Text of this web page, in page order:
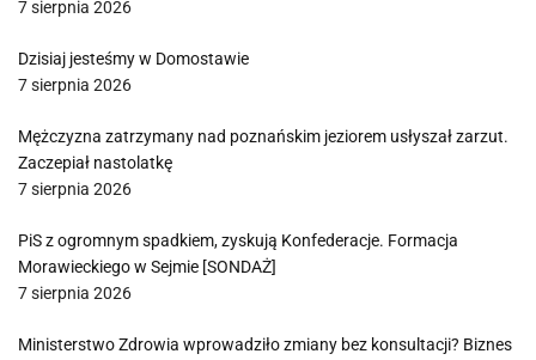
7 sierpnia 2026
Dzisiaj jesteśmy w Domostawie
7 sierpnia 2026
Mężczyzna zatrzymany nad poznańskim jeziorem usłyszał zarzut.
Zaczepiał nastolatkę
7 sierpnia 2026
PiS z ogromnym spadkiem, zyskują Konfederacje. Formacja
Morawieckiego w Sejmie [SONDAŻ]
7 sierpnia 2026
Ministerstwo Zdrowia wprowadziło zmiany bez konsultacji? Biznes